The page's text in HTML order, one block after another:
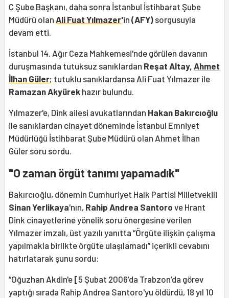
C Şube Başkanı, daha sonra İstanbul İstihbarat Şube
Müdürü olan Ali Fuat Yılmazer'in (AFY) sorgusuyla
devam etti.
İstanbul 14. Ağır Ceza Mahkemesi'nde görülen davanın
duruşmasında tutuksuz sanıklardan Reşat Altay, Ahmet
İlhan Güler; tutuklu sanıklardansa Ali Fuat Yılmazer ile
Ramazan Akyürek hazır bulundu.
Yılmazer'e, Dink ailesi avukatlarından Hakan Bakırcıoğlu
ile sanıklardan cinayet döneminde İstanbul Emniyet
Müdürlüğü İstihbarat Şube Müdürü olan Ahmet İlhan
Güler soru sordu.
"O zaman örgüt tanımı yapamadık"
Bakırcıoğlu, dönemin Cumhuriyet Halk Partisi Milletvekili
Sinan Yerlikaya'nın, Rahip Andrea Santoro ve Hrant
Dink cinayetlerine yönelik soru önergesine verilen
Yılmazer imzalı, üst yazılı yanıtta “Örgüte ilişkin çalışma
yapılmakla birlikte örgüte ulaşılamadı” içerikli cevabını
hatırlatarak şunu sordu:
“Oğuzhan Akdin'e [5 Şubat 2006’da Trabzon’da görev
yaptığı sırada Rahip Andrea Santoro'yu öldürdü, 18 yıl 10